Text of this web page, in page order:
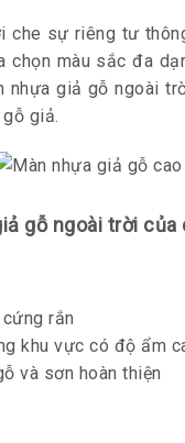
sự riêng tư
chọn màu sắc đa
giả gỗ ngoài
giả.
gỗ ngoài trời của
rắn
khu vực có độ ẩm
và sơn hoàn thiện